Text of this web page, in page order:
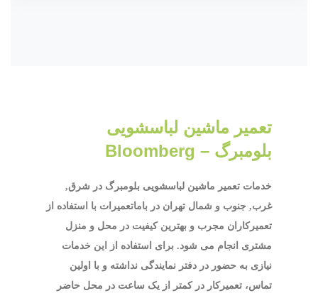
تعمیر ماشین لباسشویی
بلومبرگ – Bloomberg
خدمات تعمیر ماشین لباسشویی بلومبرگ در شرق,
غرب, جنوب و شمال تهران در باماتعمیرات با استفاده از
تعمیرکاران مجرب و بهترین کیفیت در محل و منزل
مشتری انجام می شود. برای استفاده از این خدمات
نیازی به حضور در دفتر نمایندگی نداشته و با اولین
تماس، تعمیرکار در کمتر از یک ساعت در محل حاضر